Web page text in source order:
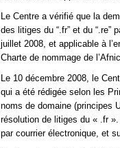
Le Centre a vérifié que la
des litiges du “.fr” et du “.re”
juillet 2008, et applicable à
Charte de nommage de
Le 10 décembre 2008, le
qui a été rédigée selon les
noms de domaine (principes
résolution de litiges du « .fr
par courrier électronique, et